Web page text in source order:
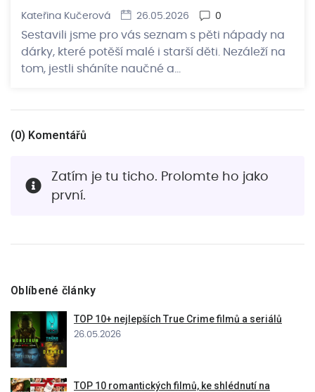
Kateřina Kučerová 26.05.2026 0
Sestavili jsme pro vás seznam s pěti nápady na
dárky, které potěší malé i starší děti. Nezáleží na
tom, jestli sháníte naučné a…
(0) Komentářů
Zatím je tu ticho. Prolomte ho jako
první.
Oblíbené články
TOP 10+ nejlepších True Crime filmů a seriálů
26.05.2026
TOP 10 romantických filmů, ke shlédnutí na